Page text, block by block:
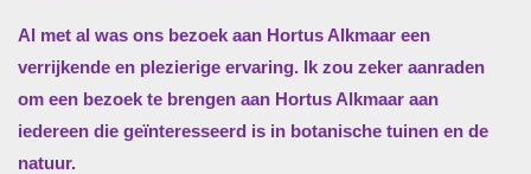
Al met al was ons bezoek aan Hortus Alkmaar een
verrijkende en plezierige ervaring. Ik zou zeker aanraden
om een bezoek te brengen aan Hortus Alkmaar aan
iedereen die geïnteresseerd is in botanische tuinen en de
natuur.